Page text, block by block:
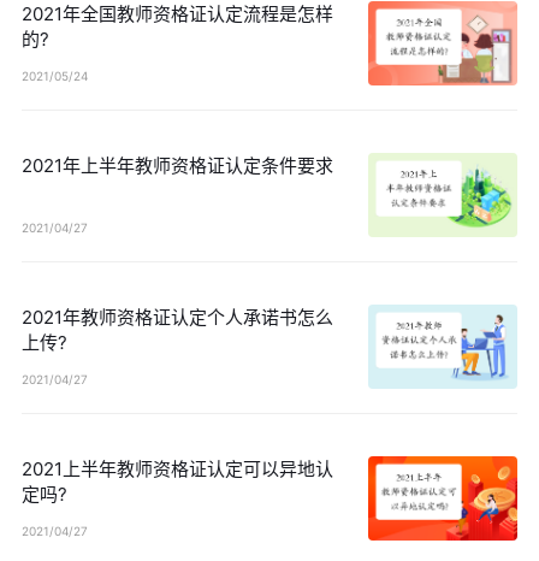
2021年全国教师资格证认定流程是怎样
的?
2021/05/24
2021年上半年教师资格证认定条件要求
2021/04/27
2021年教师资格证认定个人承诺书怎么
上传?
2021/04/27
2021上半年教师资格证认定可以异地认
定吗?
2021/04/27